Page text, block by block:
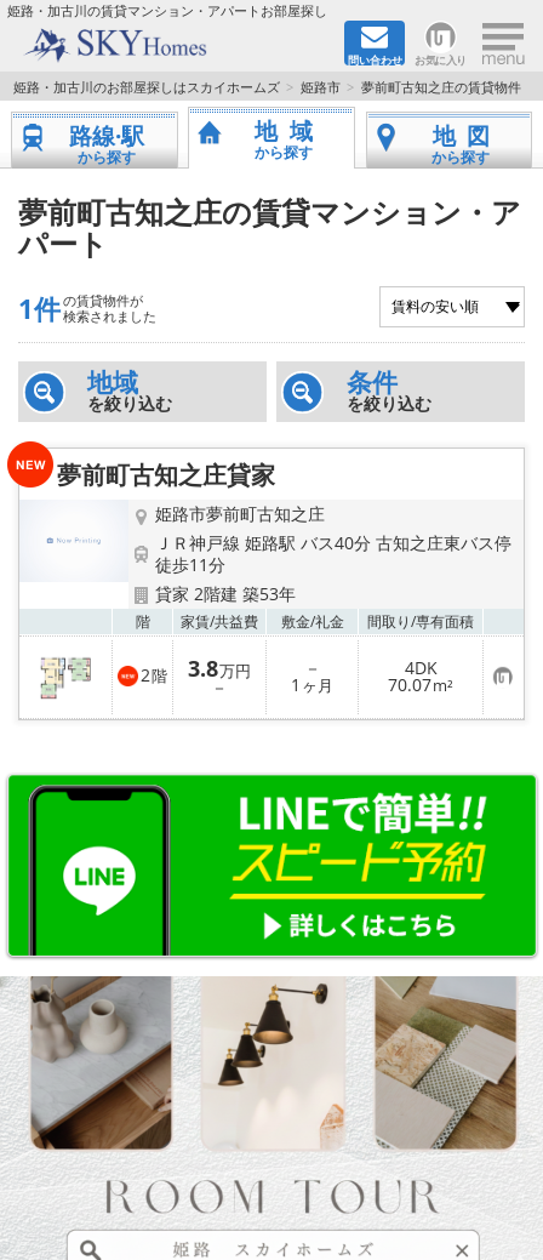
姫路・加古川の賃貸マンション・アパートお部屋探し
問い合わせ お気に入り ×
TOPページ
都市ガス·オール電化
☆新築物件☆
☆敷金＆礼金0円物件☆
☆ペット飼育可能物件☆
☆ネット無料☆
地域から探す
地図から探す
スタッフ紹介
店舗情報·アクセス
会社概要
メールでお問い合わせ
姫路・加古川のお部屋探しはスカイホームズ 姫路市 夢前町古知之庄の賃貸物件
路線·駅
から探す
地域
から探す
地図
から探す
夢前町古知之庄の賃貸マンション・ア
パート
1件の賃貸物件が
検索されました
地域
を絞り込む
条件
を絞り込む
夢前町古知之庄貸家
姫路市夢前町古知之庄
ＪＲ神戸線 姫路駅 バス40分 古知之庄東バス停
徒歩11分
貸家 2階建 築53年
階 家賃/共益費 敷金/礼金 間取り/専有面積
2階 3.8万円
－
－
1 ヶ月
4DK
70.07m² お
気
に